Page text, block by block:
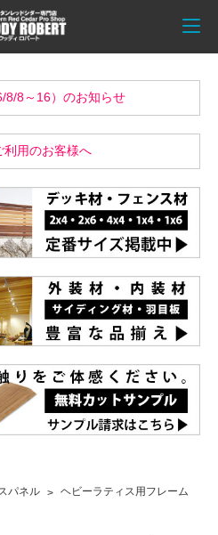
8/8～16）のお知らせ
利用のお客様へ
パネル ヘビーラティス用フレーム